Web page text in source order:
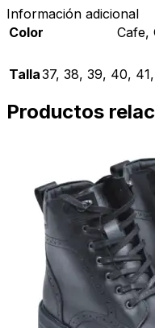
Información adicional
Color
Cafe,
Talla37, 38, 39, 40, 41,
Productos